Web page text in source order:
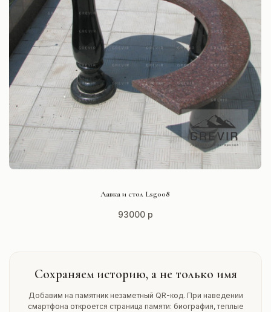
Лавка и стол Lsg008
93000 р
Сохраняем историю, а не только имя
Добавим на памятник незаметный QR-код. При наведении
смартфона откроется страница памяти: биография, теплые